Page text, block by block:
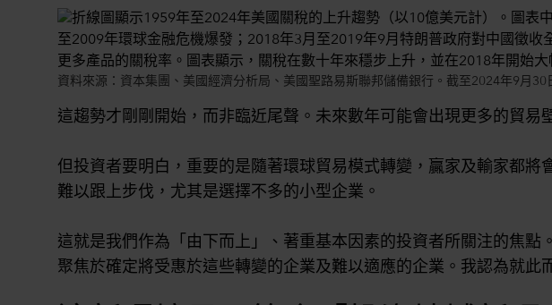
資料來源：資本集團、美國經濟分析局、美國聖路易斯聯邦儲備銀行。截至2024年9月
這趨勢才剛剛開始，而非臨近尾聲。未來數年可能會出現更多的貿
但投資者要明白，重要的是隨著環球貿易模式轉變，贏家及輸家都
難以跟上步伐，尤其是選擇不多的小型企業。
這就是我們作為「由下而上」、著重基本因素的投資者所關注的焦
聚焦於確定將受惠於這些轉變的企業及難以適應的企業。我認為就此